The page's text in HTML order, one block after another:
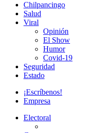
Chilpancingo
Salud
Viral
Opinión
El Show
Humor
Covid-19
Seguridad
Estado
¡Escríbenos!
Empresa
Electoral